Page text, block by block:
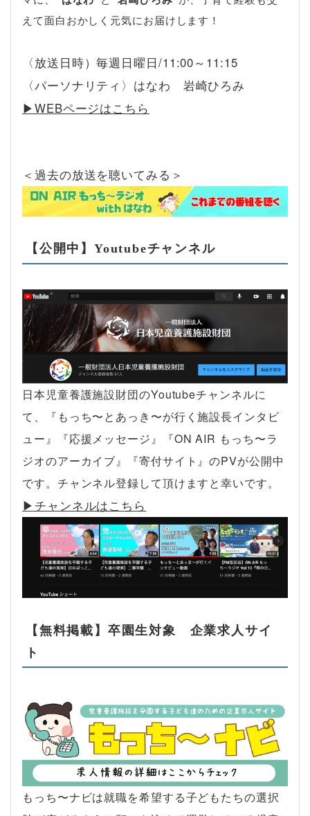
えて面白おかしく元気にお届けします！
〈放送日時）毎週日曜日/11:00～11:15
〈パーソナリティ〉はなわ 岩崎ひろみ
▶︎WEBページはこちら
＜過去の放送を聴いてみる＞
【公開中】Youtubeチャンネル
日本児童養護施設財団のYoutubeチャンネルに
て、『もっち〜とあっき〜が行く施設長インタビ
ュー』『応援メッセージ』『ON AIR もっち〜ラ
ジオのアーカイブ』『寄付サイト』のPVが公開中
です。チャンネル登録して頂けますと幸いです。
▶︎チャンネルはこちら
【無料掲載】卒園生対象 企業求人サイ
ト
もっち〜ナビは就職を希望する子どもたちの選択